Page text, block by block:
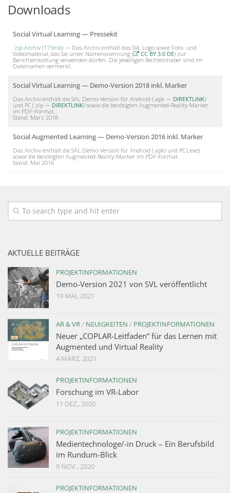
Downloads
Social Virtual Learning — Pressekit
.zip-Archiv (115mb) — Das Archiv enthält das SVL Logo sowie Foto- und
Videomaterial, das Sie unter Namensnennung (
CC BY 3.0 DE) zur
Berichterstattung verwenden dürfen. Die jeweiligen Rechteinhaber sind im
Dateinamen vermerkt.
Social Virtual Learning — Demo-Version 2018 inkl. Marker
Das Archiv enthält die SAL Demo-Version für Android (.apk — DIREKTLINK)
und PC (.zip — DIREKTLINK) sowie die benötigten Augmented-Reality-Marker
im PDF-Format.
Stand: März 2018
Social Augmented Learning — Demo-Version 2016 inkl. Marker
Das Archiv enthält die SAL Demo-Version für Android (.apk) und PC (.exe)
sowie die benötigten Augmented-Reality-Marker im PDF-Format.
Stand: Mai 2016
AKTUELLE BEITRÄGE
PROJEKTINFORMATIONEN
Demo-Version 2021 von SVL veröffentlicht
19 MAI, 2021
AR & VR/ NEUIGKEITEN / PROJEKTINFORMATIONEN
Neuer „COPLAR-Leitfaden” für das Lernen mit
Augmented und Virtual Reality
4 MÄRZ, 2021
PROJEKTINFORMATIONEN
Forschung im VR-Labor
11 DEZ., 2020
PROJEKTINFORMATIONEN
Medientechnologe/-in Druck – Ein Berufsbild
im Rundum-Blick
9 NOV., 2020
PROJEKTINFORMATIONEN